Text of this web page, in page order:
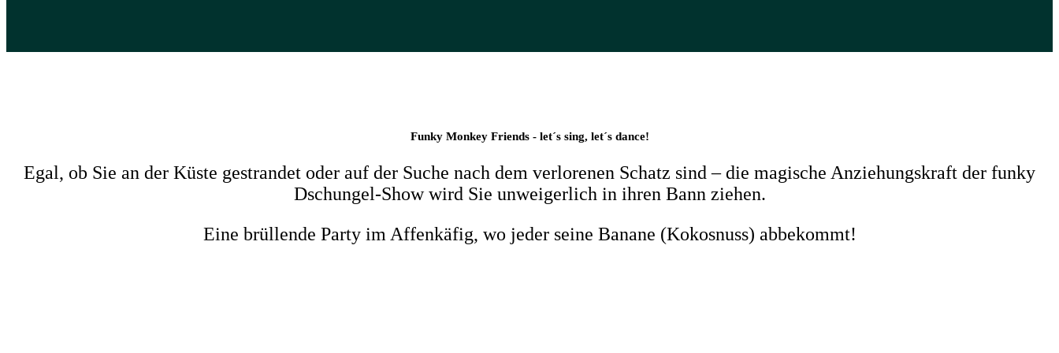
Funky Monkey Friends - let´s sing, let´s dance!
Egal, ob Sie an der Küste gestrandet oder auf der Suche nach dem verlorenen Schatz sind – die magische Anziehungskraft der funky
Dschungel-Show wird Sie unweigerlich in ihren Bann ziehen.
Eine brüllende Party im Affenkäfig, wo jeder seine Banane (Kokosnuss) abbekommt!